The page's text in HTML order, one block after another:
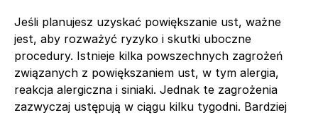
Jeśli planujesz uzyskać powiększanie ust, ważne
jest, aby rozważyć ryzyko i skutki uboczne
procedury. Istnieje kilka powszechnych zagrożeń
związanych z powiększaniem ust, w tym alergia,
reakcja alergiczna i siniaki. Jednak te zagrożenia
zazwyczaj ustępują w ciągu kilku tygodni. Bardziej